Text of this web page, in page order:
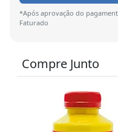
*Após aprovação do
Faturado
Compre Junto